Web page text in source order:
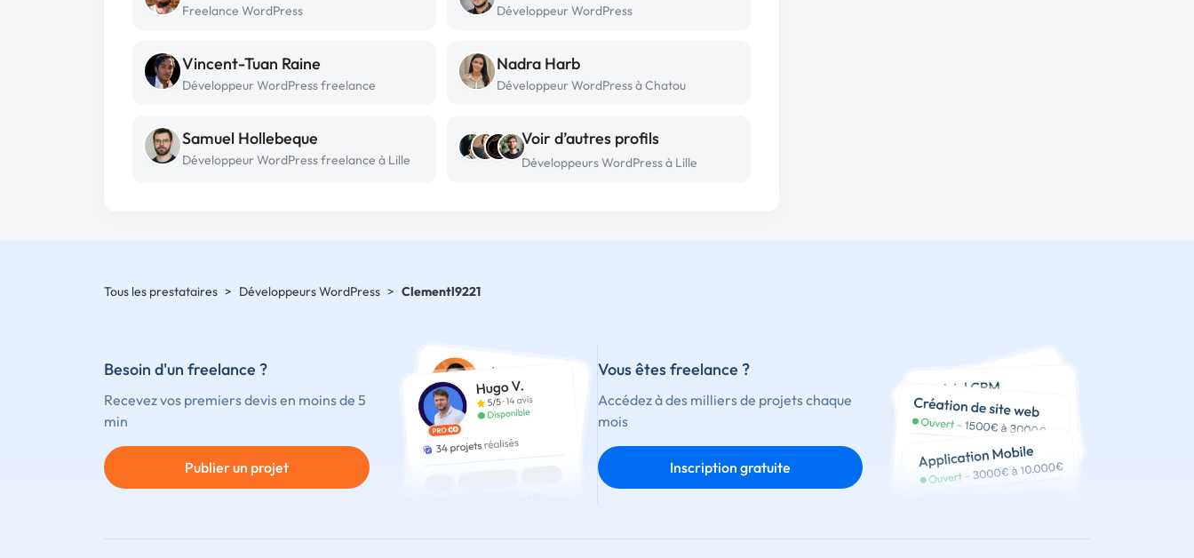
Freelance WordPress Développeur WordPress
Vincent-Tuan Raine
Développeur WordPress freelance
Nadra Harb
Développeur WordPress à Chatou
Samuel Hollebeque
Développeur WordPress freelance à Lille
Voir d’autres profils
Développeurs WordPress à Lille
Tous les prestataires > Développeurs WordPress > Clementl9221
Besoin d'un freelance ?
Recevez vos premiers devis en moins de 5
min
Publier un projet
Vous êtes freelance ?
Accédez à des milliers de projets chaque
mois
Inscription gratuite